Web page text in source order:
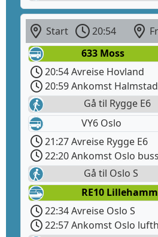
Start 20:54
633 Moss
20:54 Avreise Hovland
20:59 Ankomst
Gå til Rygge E6
VY6 Oslo
21:27 Avreise Rygge E6
22:20 Ankomst Oslo
Gå til Oslo S
RE10
22:34 Avreise Oslo S
22:57 Ankomst Oslo